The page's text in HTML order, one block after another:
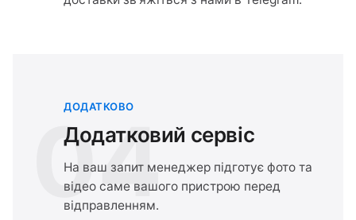
04
ДОДАТКОВО
Додатковий сервіс
На ваш запит менеджер підготує фото та
відео саме вашого пристрою перед
відправленням.